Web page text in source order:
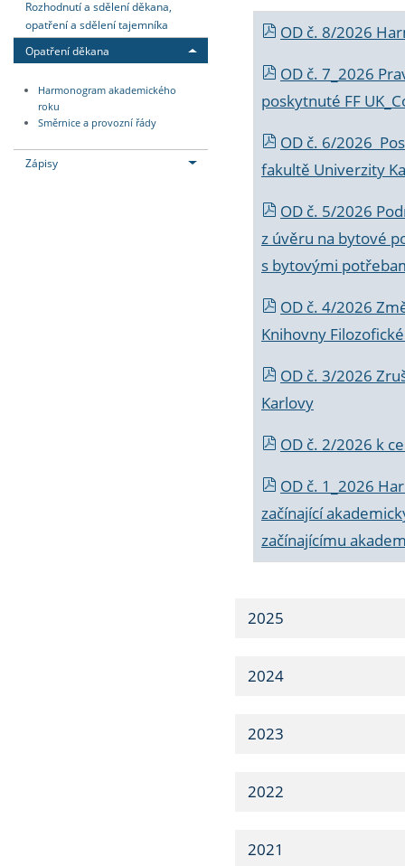
Rozhodnutí a sdělení děkana,
opatření a sdělení tajemníka
Opatření děkana
Harmonogram akademického
roku
Směrnice a provozní řády
Zápisy
OD č. 8/2026
OD č. 7_2026
poskytnuté FF
OD č. 6/2026
fakultě Univerzity
OD č. 5/2026
z úvěru na bytové
s bytovými
OD č. 4/2026
Knihovny
OD č. 3/2026
Karlovy
OD č. 2/2026 k
OD č. 1_2026
začínající
začínajícímu
2025
2024
2023
2022
2021